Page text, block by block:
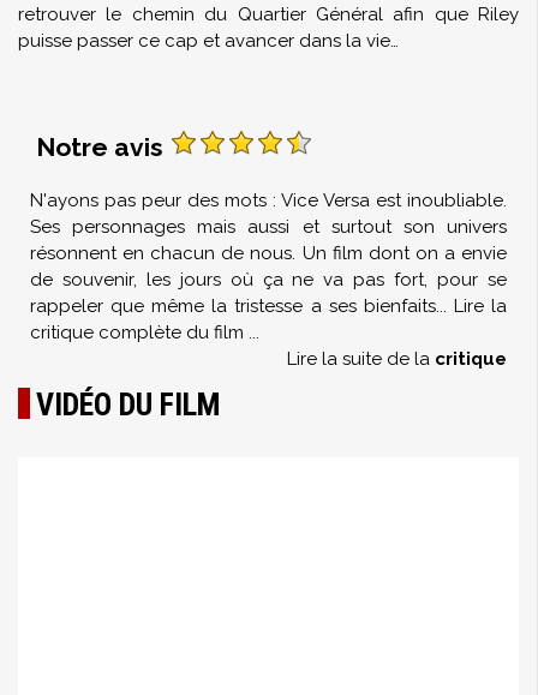
retrouver le chemin du Quartier Général afin que Riley
puisse passer ce cap et avancer dans la vie…
Notre avis
N'ayons pas peur des mots : Vice Versa est inoubliable.
Ses personnages mais aussi et surtout son univers
résonnent en chacun de nous. Un film dont on a envie
de souvenir, les jours où ça ne va pas fort, pour se
rappeler que même la tristesse a ses bienfaits... Lire la
critique complète du film ...
Lire la suite de la critique
VIDÉO DU FILM